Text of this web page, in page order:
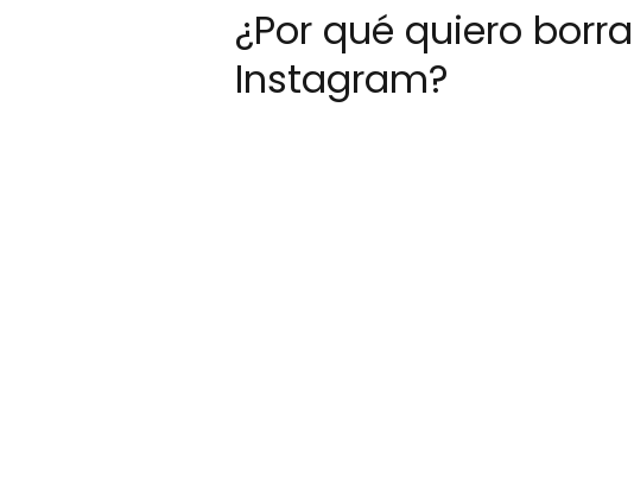
¿Por qué quiero
Instagram?